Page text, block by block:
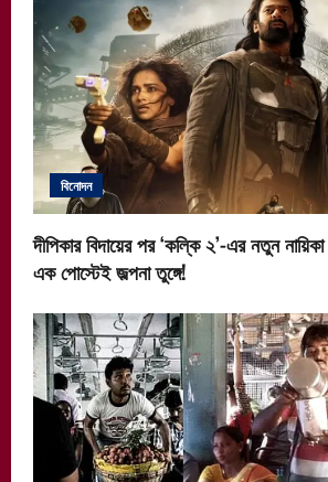
বিনোদন
দীপিকার বিদায়ের পর ‘কল্কি ২’-এর নতুন
এক পোস্টেই জল্পনা তুঙ্গে!